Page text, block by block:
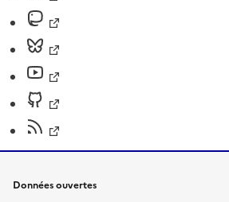
Données ouvertes